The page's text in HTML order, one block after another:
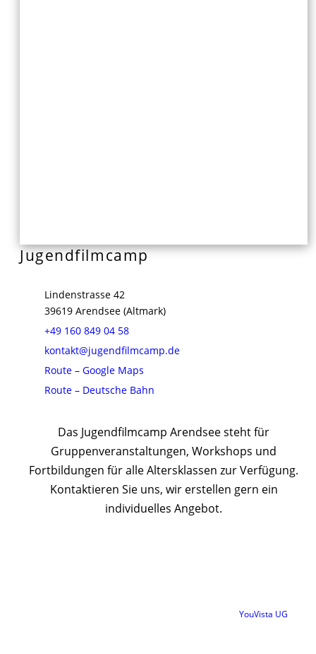
Jugendfilmcamp
Lindenstrasse 42
39619 Arendsee (Altmark)
+49 160 849 04 58
kontakt@jugendfilmcamp.de
Route – Google Maps
Route – Deutsche Bahn
Das Jugendfilmcamp Arendsee steht für
Gruppenveranstaltungen, Workshops und
Fortbildungen für alle Altersklassen zur Verfügung.
Kontaktieren Sie uns, wir erstellen gern ein
individuelles Angebot.
YouVista UG